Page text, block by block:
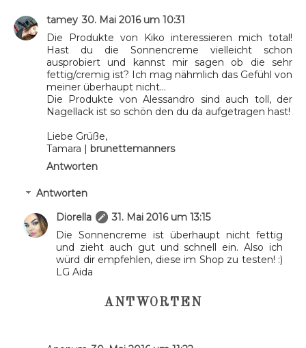
tamey 30. Mai 2016 um 10:31
Die Produkte von Kiko interessieren mich total!
Hast du die Sonnencreme vielleicht schon
ausprobiert und kannst mir sagen ob die sehr
fettig/cremig ist? Ich mag nähmlich das Gefühl von
meiner überhaupt nicht...
Die Produkte von Alessandro sind auch toll, der
Nagellack ist so schön den du da aufgetragen hast!
Liebe Grüße,
Tamara |
brunettemanners
Antworten
Antworten
Diorella
31. Mai 2016 um 13:15
Die Sonnencreme ist überhaupt nicht fettig
und zieht auch gut und schnell ein. Also ich
würd dir empfehlen, diese im Shop zu testen! :)
LG Aida
ANTWORTEN